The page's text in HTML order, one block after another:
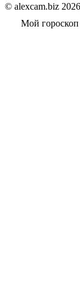
© alexcam.biz
Мой гороскоп